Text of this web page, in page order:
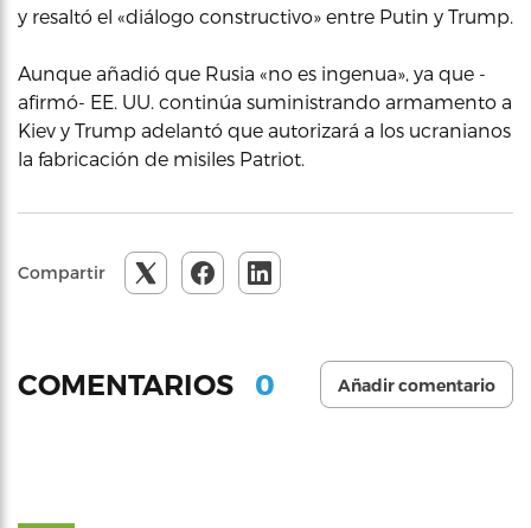
y resaltó el «diálogo constructivo» entre Putin y Trump.
Aunque añadió que Rusia «no es ingenua», ya que -
afirmó- EE. UU. continúa suministrando armamento a
Kiev y Trump adelantó que autorizará a los ucranianos
la fabricación de misiles Patriot.
Compartir
COMENTARIOS 0 Añadir comentario